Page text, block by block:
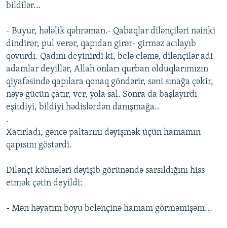
bildilər...
- Buyur, hələlik qəhrəman.- Qabaqlar dilənçiləri nəinki
dindirər, pul verər, qapıdan girər- girməz acılayıb
qovurdı. Qadını deyinirdi ki, belə eləmə, dilənçilər adi
adamlar deyillər, Allah onları qurban olduqlarımızın
qiyafəsində qapılara qonaq göndərir, səni sınağa çəkir,
nəyə gücün çatır, ver, yola sal. Sonra da başlayırdı
eşitdiyi, bildiyi hədislərdən danışmağa..
.
Xatırladı, gəncə paltarını dəyişmək üçün hamamın
qapısını göstərdi.
Dilənçi köhnələri dəyişib görünəndə sarsıldığını hiss
etmək çətin deyildi:
- Mən həyatım boyu belənçinə hamam görməmişəm...